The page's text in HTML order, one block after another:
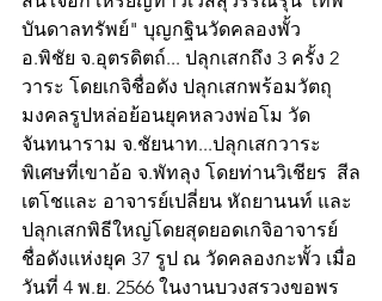
บันดาลทรัพย์" บุญกฐินวัดคลองพั้ว
อ.พิชัย จ.อุตรดิตถ์... ปลุกเสกถึง 3 ครั้ง 2
วาระ โดยเกจิชื่อดัง ปลุกเสกพร้อมวัตถุ
มงคลรูปหล่อย้อนยุคหลวงพ่อโม วัด
จันทนาราม จ.ชัยนาท...ปลุกเสกวาระ
พิเศษที่เขาอ้อ จ.พัทลุง โดยท่านวิเชียร  สีล
เตโชและ อาจารย์เปลี่ยน หัถยานนท์ และ
ปลุกเสกพิธีใหญ่โดยสุดยอดเกจิอาจารย์
ชื่อดังแห่งยุค 37 รูป ณ วัดคลองกะพั้ว เมื่อ
วันที่ 4 พ.ย. 2566 ในงานบวงสรวงขอพร